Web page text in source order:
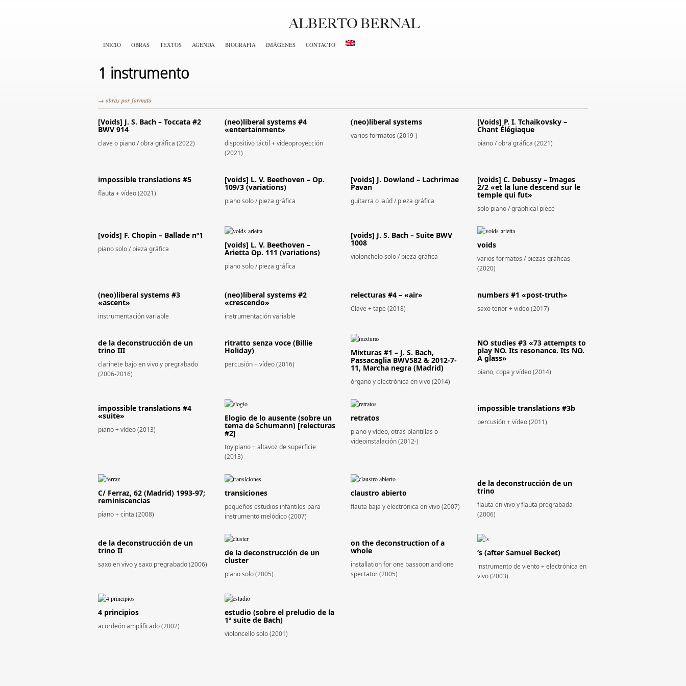
INICIO OBRAS TEXTOS AGENDA BIOGRAFÍA IMÁGENES CONTACTO
1 instrumento
→ obras por formato
[Voids] J. S. Bach – Toccata #2
BWV 914
clave o piano / obra gráfica (2022)
(neo)liberal systems #4
«entertainment»
dispositivo táctil + videoproyección
(2021)
(neo)liberal systems
varios formatos (2019-)
[Voids] P. I. Tchaikovsky –
Chant Élégiaque
piano / obra gráfica (2021)
impossible translations #5
flauta + vídeo (2021)
[voids] L. V. Beethoven – Op.
109/3 (variations)
piano solo / pieza gráfica
[voids] J. Dowland – Lachrimae
Pavan
guitarra o laúd / pieza gráfica
[voids] C. Debussy – Images
2/2 «et la lune descend sur le
temple qui fut»
solo piano / graphical piece
[voids] F. Chopin – Ballade nº1
piano solo / pieza gráfica [voids] L. V. Beethoven –
Arietta Op. 111 (variations)
piano solo / pieza gráfica
[voids] J. S. Bach – Suite BWV
1008
violonchelo solo / pieza gráfica
voids
varios formatos / piezas gráficas
(2020)
(neo)liberal systems #3
«ascent»
instrumentación variable
(neo)liberal systems #2
«crescendo»
instrumentación variable
relecturas #4 – «air»
Clave + tape (2018)
numbers #1 «post-truth»
saxo tenor + video (2017)
de la deconstrucción de un
trino III
clarinete bajo en vivo y pregrabado
(2006-2016)
ritratto senza voce (Billie
Holiday)
percusión + vídeo (2016)
Mixturas #1 – J. S. Bach,
Passacaglia BWV582 & 2012-7-
11, Marcha negra (Madrid)
órgano y electrónica en vivo (2014)
NO studies #3 «73 attempts to
play NO. Its resonance. Its NO.
A glass»
piano, copa y vídeo (2014)
impossible translations #4
«suite»
piano + vídeo (2013)
Elogio de lo ausente (sobre un
tema de Schumann) [relecturas
#2]
toy piano + altavoz de superficie
(2013)
retratos
piano y vídeo, otras plantillas o
videoinstalación (2012-)
impossible translations #3b
percusión + vídeo (2011)
C/ Ferraz, 62 (Madrid) 1993-97;
reminiscencias
piano + cinta (2008)
transiciones
pequeños estudios infantiles para
instrumento melódico (2007)
claustro abierto
flauta baja y electrónica en vivo (2007)
de la deconstrucción de un
trino
flauta en vivo y flauta pregrabada
(2006)
de la deconstrucción de un
trino II
saxo en vivo y saxo pregrabado (2006)
de la deconstrucción de un
cluster
piano solo (2005)
on the deconstruction of a
whole
installation for one bassoon and one
spectator (2005)
‘s (after Samuel Becket)
instrumento de viento + electrónica en
vivo (2003)
4 principios
acordeón amplificado (2002)
estudio (sobre el preludio de la
1ª suite de Bach)
violoncello solo (2001)